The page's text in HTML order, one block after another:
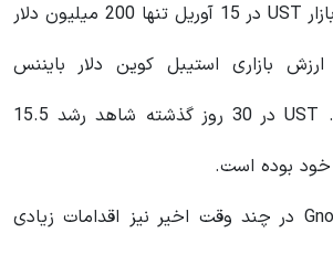
فهرست شد و ارزش بازار UST در 15 آوریل تنها 200 میلیون دلار
بازاری استیبل کوین دلار بایننس
(BUSD) فاصله دارد. UST در 30 روز گذشته شاهد رشد 15.5
خود بوده است.
آدرس امن Gnosis LFG در چند وقت اخیر نیز اقدامات زیادی